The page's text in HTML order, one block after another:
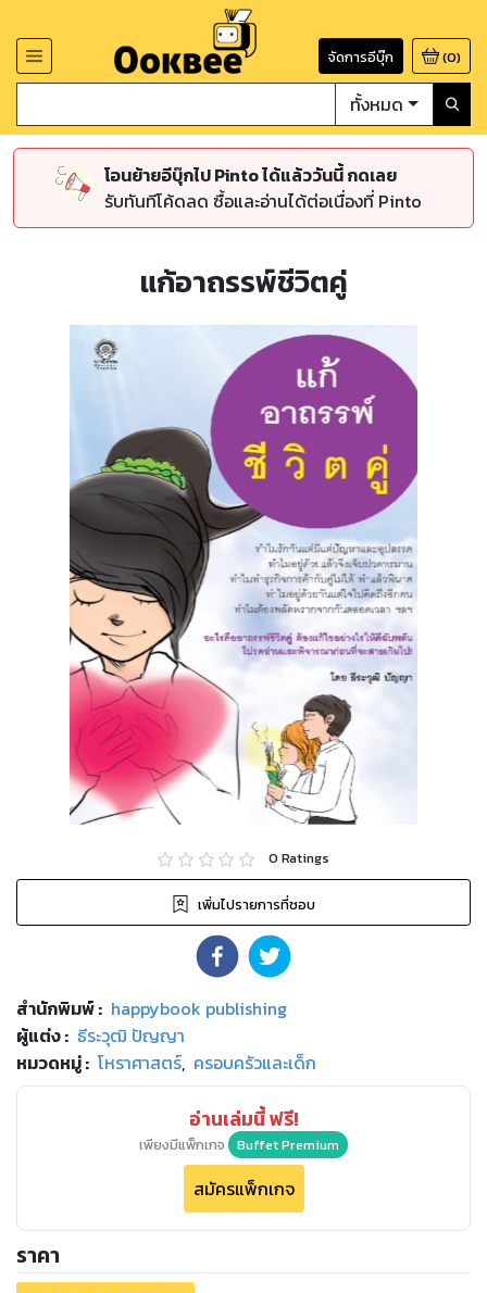
จัดการอีบุ๊ก (0)
ทั้งหมด
โอนย้ายอีบุ๊กไป Pinto ได้แล้ววันนี้ กดเลย
รับทันทีโค้ดลด ซื้อและอ่านได้ต่อเนื่องที่ Pinto
แก้อาถรรพ์ชีวิตคู่
0 Ratings
เพิ่มไปรายการที่ชอบ
สำนักพิมพ์: happybook publishing
ผู้แต่ง : ธีระวุฒิ ปัญญา
หมวดหมู่: โหราศาสตร์, ครอบครัวและเด็ก
อ่านเล่มนี้ ฟรี!
เพียงมีแพ็กเกจ Buffet Premium
สมัครแพ็กเกจ
ราคา